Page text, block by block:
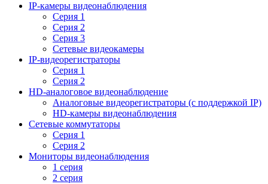
IP-камеры видеонаблюдения
Серия 1
Серия 2
Серия 3
Сетевые видеокамеры
IP-видеорегистраторы
Серия 1
Серия 2
HD-аналоговое видеонаблюдение
Aналоговые видеорегистраторы (с поддержкой IP)
HD-камеры видеонаблюдения
Сетевые коммутаторы
Серия 1
Серия 2
Мониторы видеонаблюдения
1 серия
2 серия